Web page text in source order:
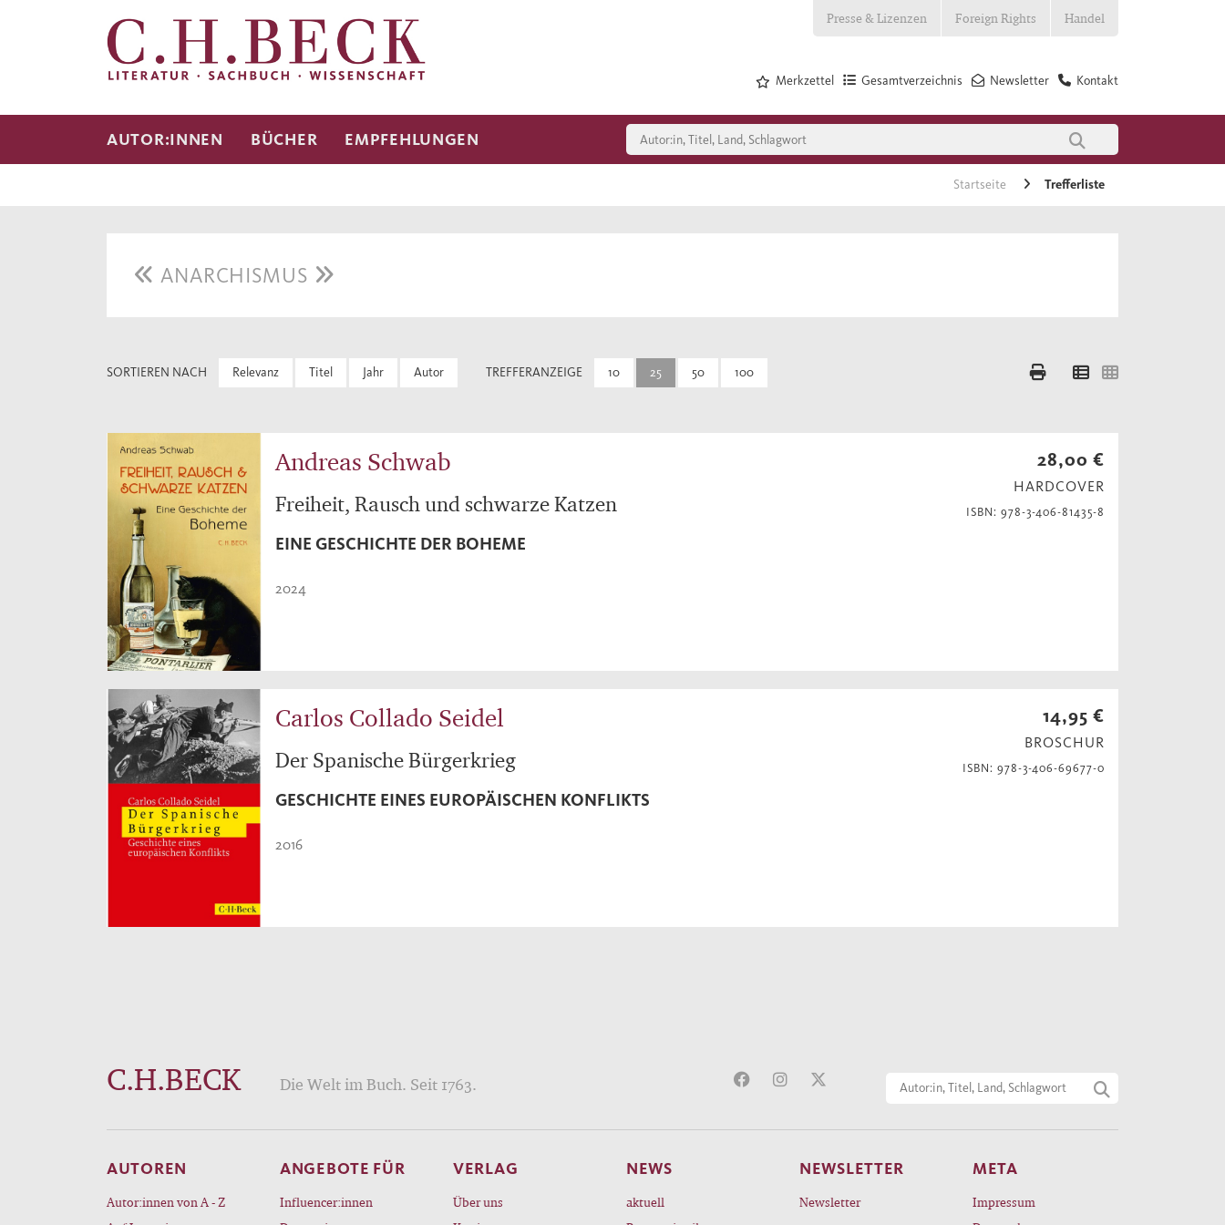
Presse & Lizenzen Foreign Rights Handel
Kontakt
Newsletter
Gesamtverzeichnis
Merkzettel
AUTOR:INNEN BÜCHER EMPFEHLUNGEN
Startseite Trefferliste
ANARCHISMUS
SORTIEREN NACH Relevanz Titel Jahr Autor TREFFERANZEIGE 10 25 50 100
Andreas Schwab
Freiheit, Rausch und schwarze Katzen
EINE GESCHICHTE DER BOHEME
2024
28,00 €
HARDCOVER
ISBN: 978-3-406-81435-8
Carlos Collado Seidel
Der Spanische Bürgerkrieg
GESCHICHTE EINES EUROPÄISCHEN KONFLIKTS
2016
14,95 €
BROSCHUR
ISBN: 978-3-406-69677-0
C.H.BECK Die Welt im Buch. Seit 1763.
AUTOREN
Autor:innen von A - Z
ANGEBOTE FÜR
Influencer:innen
VERLAG
Über uns
NEWS
aktuell
NEWSLETTER
Newsletter
META
Impressum